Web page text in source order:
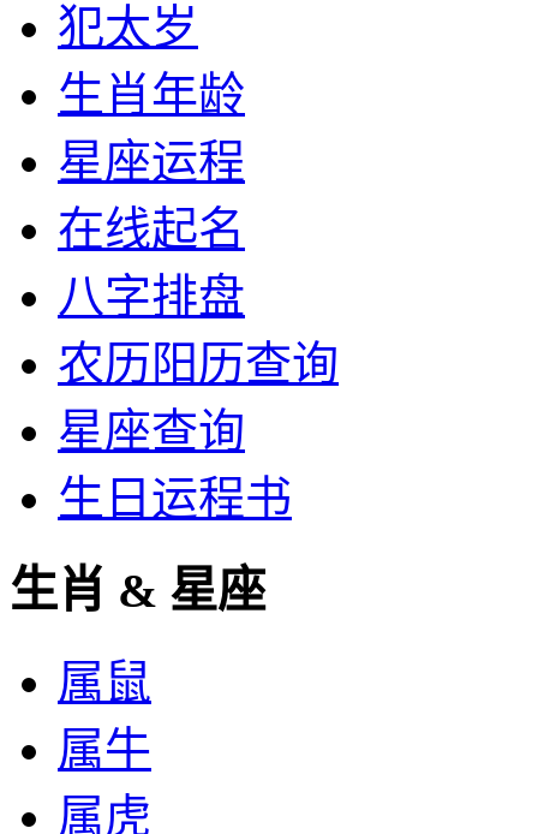
犯太岁
生肖年龄
星座运程
在线起名
八字排盘
农历阳历查询
星座查询
生日运程书
生肖 & 星座
属鼠
属牛
属虎